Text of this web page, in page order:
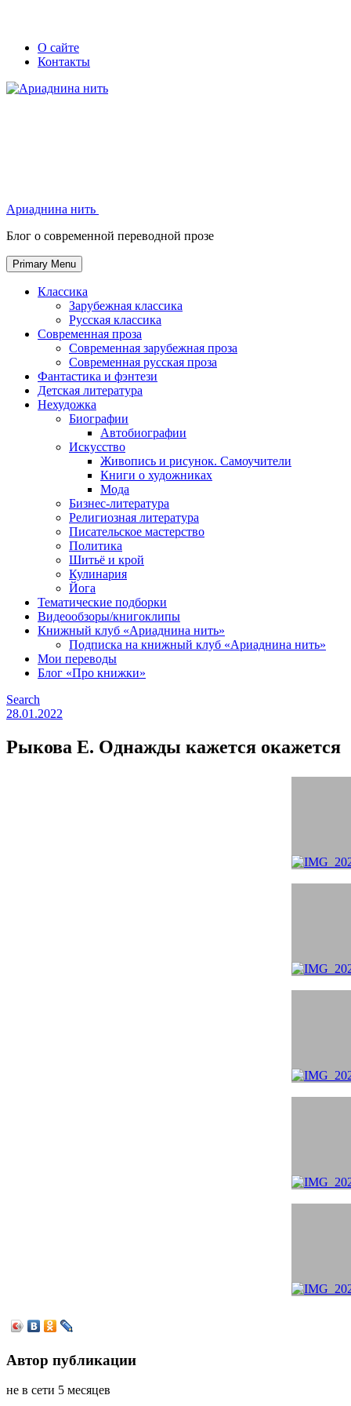
Skip
Secondary
left
navigation
Secondary
right
navigation
О сайте
Контакты
Ариаднина нить
Блог о современной переводной прозе
Primary Menu
Классика
Зарубежная классика
Русская классика
Современная проза
Современная зарубежная проза
Современная русская проза
Фантастика и фэнтези
Детская литература
Нехудожка
Биографии
Автобиографии
Искусство
Живопись и рисунок. Самоучители
Книги о художниках
Мода
Бизнес-литература
Религиозная литература
Писательское мастерство
Политика
Шитьё и крой
Кулинария
Йога
Тематические подборки
Видеообзоры/книгоклипы
Книжный клуб «Ариаднина нить»
Подписка на книжный клуб «Ариаднина нить»
Мои переводы
Блог «Про книжки»
Search
28.01.2022
Рыкова Е. Однажды кажется окажется
Автор публикации
не в сети 5 месяцев